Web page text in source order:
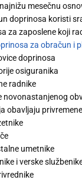
mesečnu
doprinosa koristi
za zaposlene koji
za obračun i
doprinosa
osiguranika
radnike
novonastanjenog
obavljaju
umetnike
i verske